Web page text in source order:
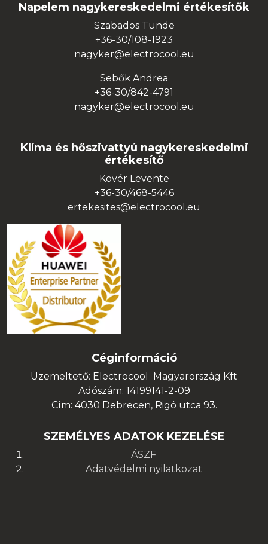
Napelem nagykereskedelmi értékesítők
Szabados Tünde
+36-30/108-1923
nagyker@electrocool.eu
Sebők Andrea
+36-30/842-4791
nagyker@electrocool.eu
Klíma és hőszivattyú nagykereskedelmi
értékesítő
Kövér Levente
+36-30/468-5446
ertekesites@electrocool.eu
Céginformáció
Üzemeltető: Electrocool Magyarország Kft
Adószám: 14199141-2-09
Cím: 4030 Debrecen, Rigó utca 93.
SZEMÉLYES ADATOK KEZELÉSE
ÁSZF
Adatvédelmi nyilatkozat